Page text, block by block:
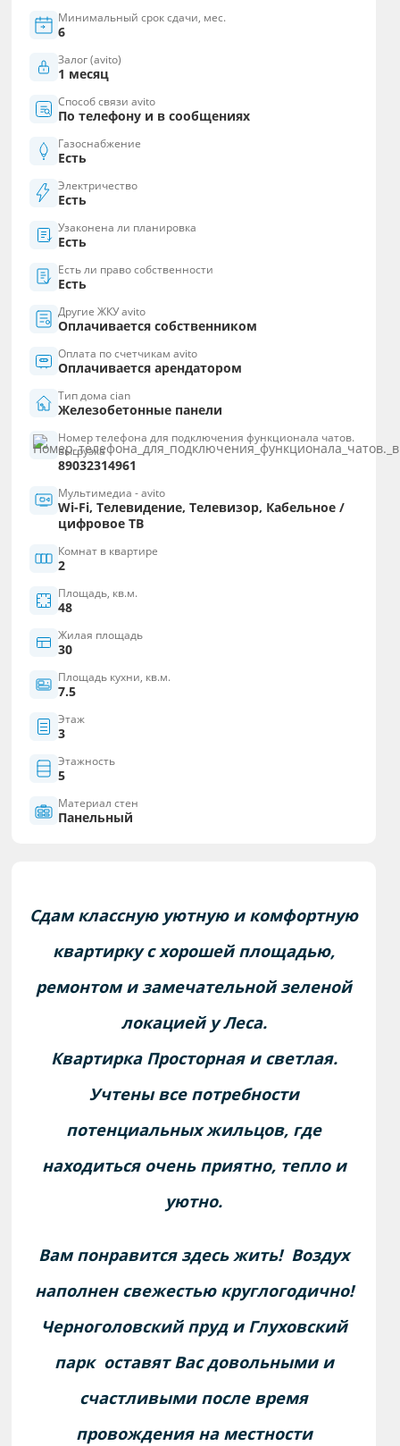
Минимальный срок сдачи, мес.
6
Залог (avito)
1 месяц
Способ связи avito
По телефону и в сообщениях
Газоснабжение
Есть
Электричество
Есть
Узаконена ли планировка
Есть
Есть ли право собственности
Есть
Другие ЖКУ avito
Оплачивается собственником
Оплата по счетчикам avito
Оплачивается арендатором
Тип дома cian
Железобетонные панели
Номер телефона для подключения функционала чатов.
выгрузка
89032314961
Мультимедиа - avito
Wi-Fi, Телевидение, Телевизор, Кабельное /
цифровое ТВ
Комнат в квартире
2
Площадь, кв.м.
48
Жилая площадь
30
Площадь кухни, кв.м.
7.5
Этаж
3
Этажность
5
Материал стен
Панельный
Сдам классную уютную и комфортную
квартирку с хорошей площадью,
ремонтом и замечательной зеленой
локацией у Леса.
Квартирка Просторная и светлая.
Учтены все потребности
потенциальныхжильцов, где
находиться очень приятно, тепло и
уютно.
Вам понравится здесь жить! Воздух
наполнен свежестью круглогодично!
Черноголовский пруд и Глуховский
парк оставят Вас довольными и
счастливыми после время
провождения на местности